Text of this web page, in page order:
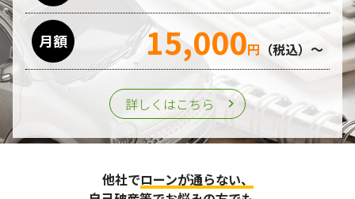
第三者への提供
個人情報は、ご本人の同意を得た場合または法令の定めがあ
る場合を除き、第三者に提供することはいたしません。
個人情報の管理
失、破壊、改ざん及び漏えいなどに対する予防ならびに是正
に努め、合理的な安全対策を講じます。
月額 15,000円 （税込）～
詳しくはこちら
他社でローンが通らない、